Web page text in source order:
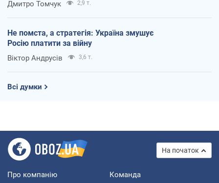
Дмитро Томчук 2,9 т.
Не помста, а стратегія: Україна змушує
Росію платити за війну
Віктор Андрусів 3,6 т.
Всі думки
На початок
Про компанію Команда